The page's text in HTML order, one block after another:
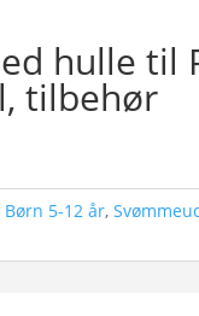
hulle til
tilbehør
Børn 5-12 år,